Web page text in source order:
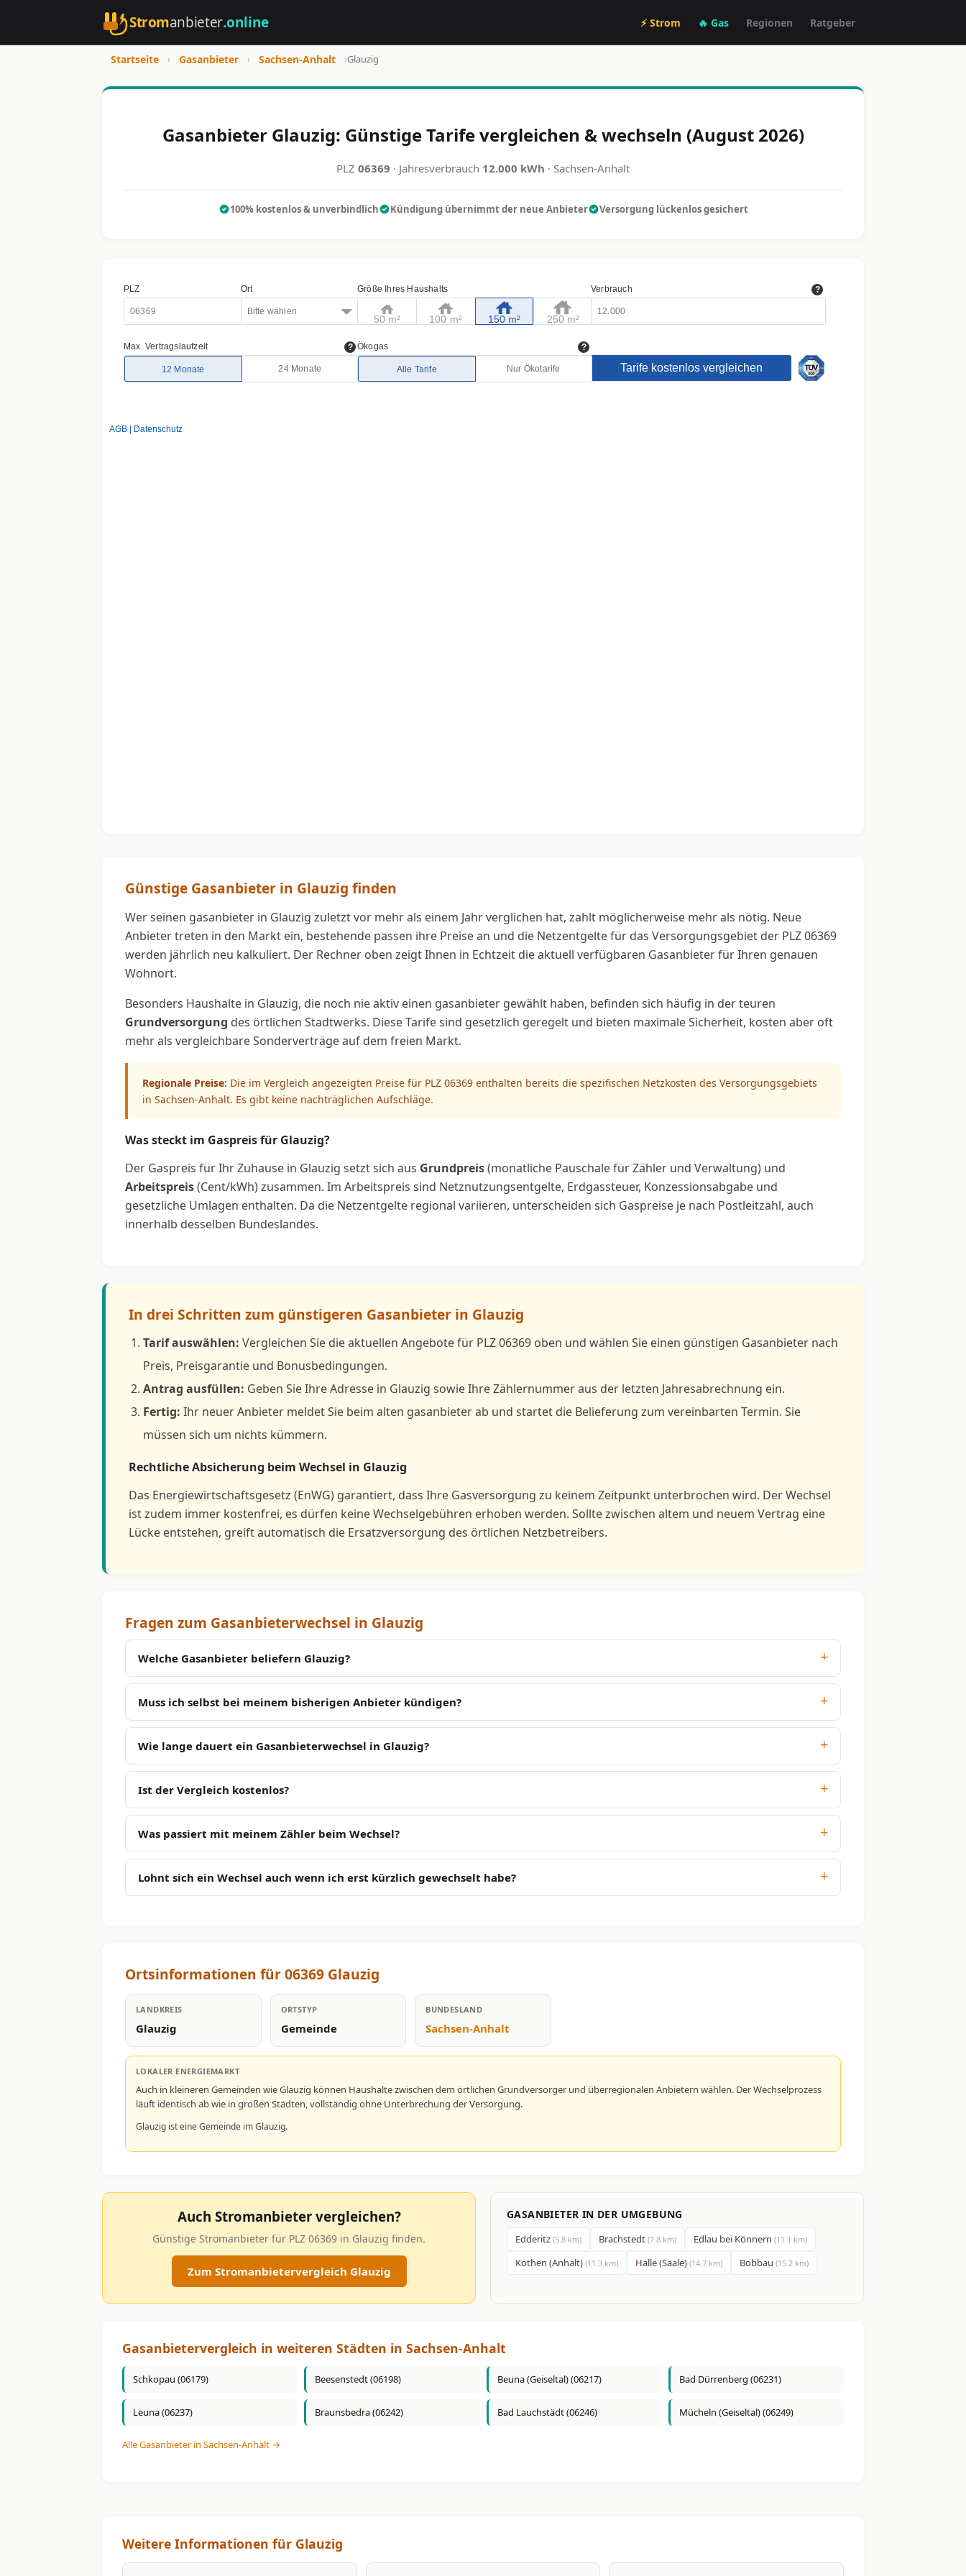
Stromanbieter.online ⚡ Strom 🔥 Gas Regionen Ratgeber
Startseite › Gasanbieter › Sachsen-Anhalt ›Glauzig
Gasanbieter Glauzig: Günstige Tarife vergleichen & wechseln (August 2026)
PLZ 06369 · Jahresverbrauch 12.000 kWh · Sachsen-Anhalt
100% kostenlos & unverbindlich Kündigung übernimmt der neue Anbieter Versorgung lückenlos gesichert
Günstige Gasanbieter in Glauzig finden
Wer seinen gasanbieter in Glauzig zuletzt vor mehr als einem Jahr verglichen hat, zahlt möglicherweise mehr als nötig. Neue
Anbieter treten in den Markt ein, bestehende passen ihre Preise an und die Netzentgelte für das Versorgungsgebiet der PLZ 06369
werden jährlich neu kalkuliert. Der Rechner oben zeigt Ihnen in Echtzeit die aktuell verfügbaren Gasanbieter für Ihren genauen
Wohnort.
Besonders Haushalte in Glauzig, die noch nie aktiv einen gasanbieter gewählt haben, befinden sich häufig in der teuren
Grundversorgung des örtlichen Stadtwerks. Diese Tarife sind gesetzlich geregelt und bieten maximale Sicherheit, kosten aber oft
mehr als vergleichbare Sonderverträge auf dem freien Markt.
Regionale Preise: Die im Vergleich angezeigten Preise für PLZ 06369 enthalten bereits die spezifischen Netzkosten des Versorgungsgebiets
in Sachsen-Anhalt. Es gibt keine nachträglichen Aufschläge.
Was steckt im Gaspreis für Glauzig?
Der Gaspreis für Ihr Zuhause in Glauzig setzt sich aus Grundpreis(monatliche Pauschale für Zähler und Verwaltung) und
Arbeitspreis(Cent/kWh) zusammen. Im Arbeitspreis sind Netznutzungsentgelte, Erdgassteuer, Konzessionsabgabe und
gesetzliche Umlagen enthalten. Da die Netzentgelte regional variieren, unterscheiden sich Gaspreise je nach Postleitzahl, auch
innerhalb desselben Bundeslandes.
In drei Schritten zum günstigeren Gasanbieter in Glauzig
Tarif auswählen: Vergleichen Sie die aktuellen Angebote für PLZ 06369 oben und wählen Sie einen günstigen Gasanbieter nach
Preis, Preisgarantie und Bonusbedingungen.
Antrag ausfüllen: Geben Sie Ihre Adresse in Glauzig sowie Ihre Zählernummer aus der letzten Jahresabrechnung ein.
Fertig: Ihr neuer Anbieter meldet Sie beim alten gasanbieter ab und startet die Belieferung zum vereinbarten Termin. Sie
müssen sich um nichts kümmern.
Rechtliche Absicherung beim Wechsel in Glauzig
Das Energiewirtschaftsgesetz (EnWG) garantiert, dass Ihre Gasversorgung zu keinem Zeitpunkt unterbrochen wird. Der Wechsel
ist zudem immer kostenfrei, es dürfen keine Wechselgebühren erhoben werden. Sollte zwischen altem und neuem Vertrag eine
Lücke entstehen, greift automatisch die Ersatzversorgung des örtlichen Netzbetreibers.
Fragen zum Gasanbieterwechsel in Glauzig
Welche Gasanbieter beliefern Glauzig?
Muss ich selbst bei meinem bisherigen Anbieter kündigen?
Wie lange dauert ein Gasanbieterwechsel in Glauzig?
Ist der Vergleich kostenlos?
Was passiert mit meinem Zähler beim Wechsel?
Lohnt sich ein Wechsel auch wenn ich erst kürzlich gewechselt habe?
Ortsinformationen für 06369 Glauzig
LANDKREIS
Glauzig
ORTSTYP
Gemeinde
BUNDESLAND
Sachsen-Anhalt
LOKALER ENERGIEMARKT
Auch in kleineren Gemeinden wie Glauzig können Haushalte zwischen dem örtlichen Grundversorger und überregionalen Anbietern wählen. Der Wechselprozess
läuft identisch ab wie in großen Städten, vollständig ohne Unterbrechung der Versorgung.
Glauzig ist eine Gemeinde im Glauzig.
Auch Stromanbieter vergleichen?
Günstige Stromanbieter für PLZ 06369 in Glauzig finden.
Zum Stromanbietervergleich Glauzig
GASANBIETER IN DER UMGEBUNG
Edderitz (5.8 km) Brachstedt (7.8 km) Edlau bei Könnern (11.1 km)
Köthen (Anhalt) (11.3 km) Halle (Saale) (14.7 km) Bobbau (15.2 km)
Gasanbietervergleich in weiteren Städten in Sachsen-Anhalt
Schkopau (06179) Beesenstedt (06198) Beuna (Geiseltal) (06217) Bad Dürrenberg (06231)
Leuna (06237) Braunsbedra (06242) Bad Lauchstädt (06246) Mücheln (Geiseltal) (06249)
Alle Gasanbieter in Sachsen-Anhalt →
Weitere Informationen für Glauzig